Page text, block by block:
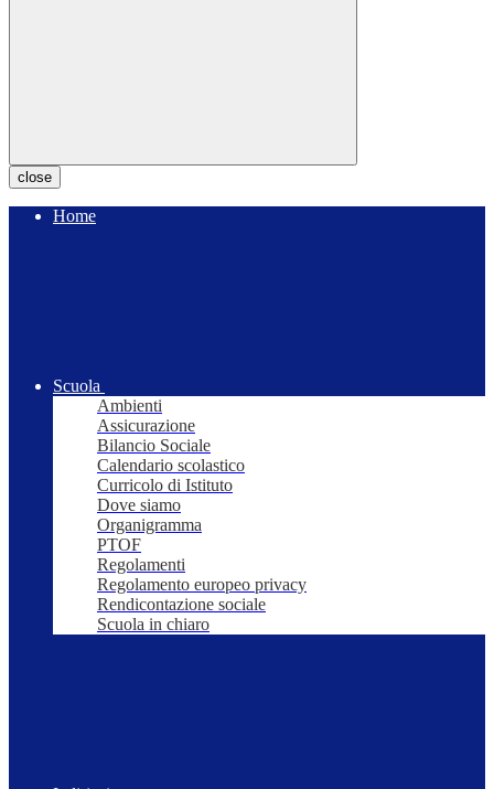
close
Home
Scuola
Ambienti
Assicurazione
Bilancio Sociale
Calendario scolastico
Curricolo di Istituto
Dove siamo
Organigramma
PTOF
Regolamenti
Regolamento europeo privacy
Rendicontazione sociale
Scuola in chiaro